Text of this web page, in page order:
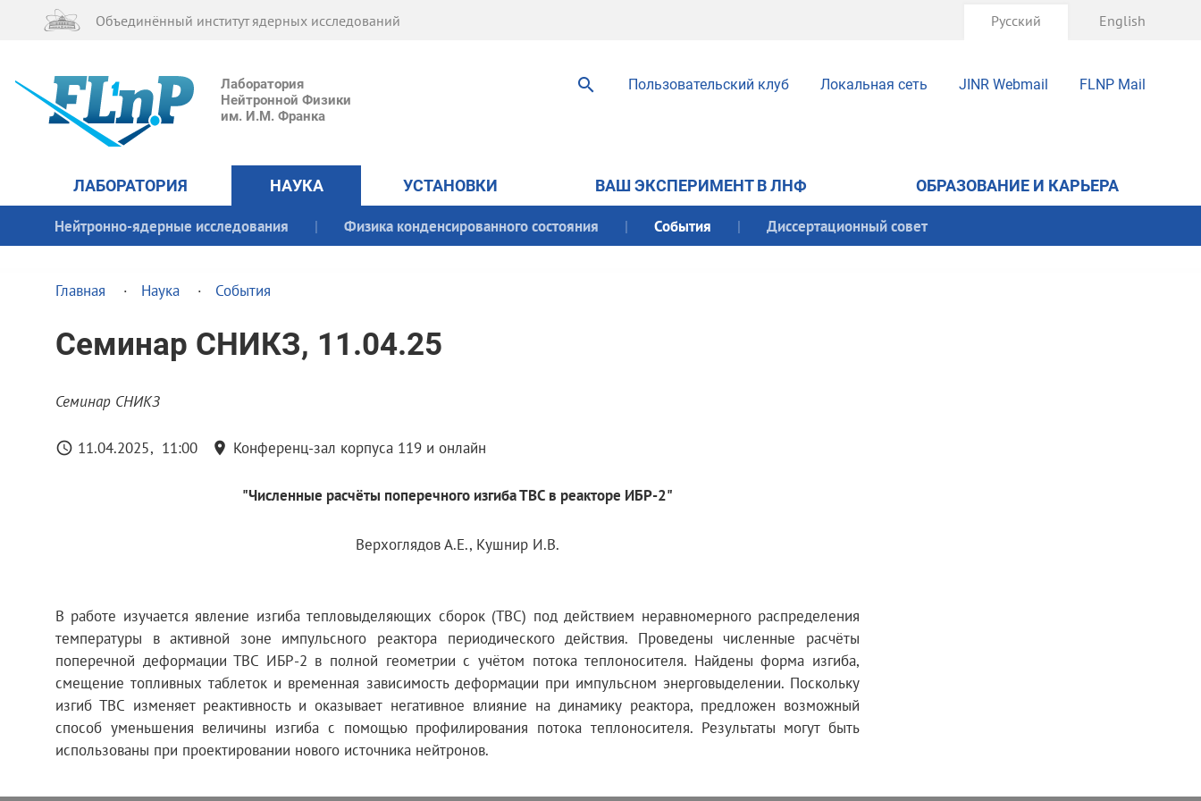
Лаборатория
Нейтронной Физики
им. И.М. Франка
Пользовательский клуб Локальная сеть JINR Webmail FLNP Mail
Объединённый институт ядерных исследований Русский English
ЛАБОРАТОРИЯ НАУКА УСТАНОВКИ ВАШ ЭКСПЕРИМЕНТ В ЛНФ ОБРАЗОВАНИЕ И КАРЬЕРА
Нейтронно-ядерные исследования Физика конденсированного состояния События Диссертационный совет
Главная Наука События
Семинар СНИКЗ, 11.04.25
Семинар СНИКЗ
11.04.2025 11:00 Конференц-зал корпуса 119 и онлайн
"Численные расчёты поперечного изгиба ТВС в реакторе ИБР-2"
Верхоглядов А.Е., Кушнир И.В.
В работе изучается явление изгиба тепловыделяющих сборок (ТВС) под действием неравномерного распределения
температуры в активной зоне импульсного реактора периодического действия. Проведены численные расчёты
поперечной деформации ТВС ИБР-2 в полной геометрии с учётом потока теплоносителя. Найдены форма изгиба,
смещение топливных таблеток и временная зависимость деформации при импульсном энерговыделении. Поскольку
изгиб ТВС изменяет реактивность и оказывает негативное влияние на динамику реактора, предложен возможный
способ уменьшения величины изгиба с помощью профилирования потока теплоносителя. Результаты могут быть
использованы при проектировании нового источника нейтронов.